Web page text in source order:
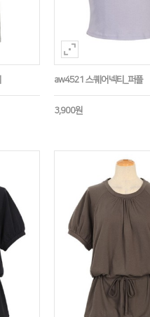
aw4521 스퀘어넥티_퍼플
3,900원